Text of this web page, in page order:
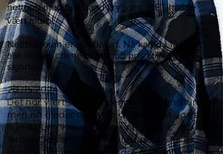
nettopp med fullt band i ryggen. DET hadde
vært moro!
Nettbutikken er oppdatert. Nå kan du få kjøpt
alle de fire cdene til en god pris i tillegg til T-
skjorter.
20.05.2024
Det har vært stille på denne siden en stund,
men nå gleder det meg å fortelle at Jon's
nye album "Here's To Country Music" er
ferdig. Dersom noen har lyst på en fysisk